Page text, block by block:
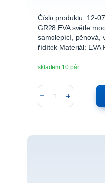
Číslo produktu: 12-
GR28 EVA světle
samolepící, pěnová,
řídítek Materiál: EVA
skladem 10 pár